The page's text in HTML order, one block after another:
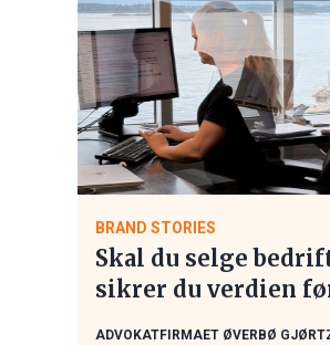
BRAND STORIES
Skal du selge
sikrer du verdien
ADVOKATFIRMAET ØVERBØ